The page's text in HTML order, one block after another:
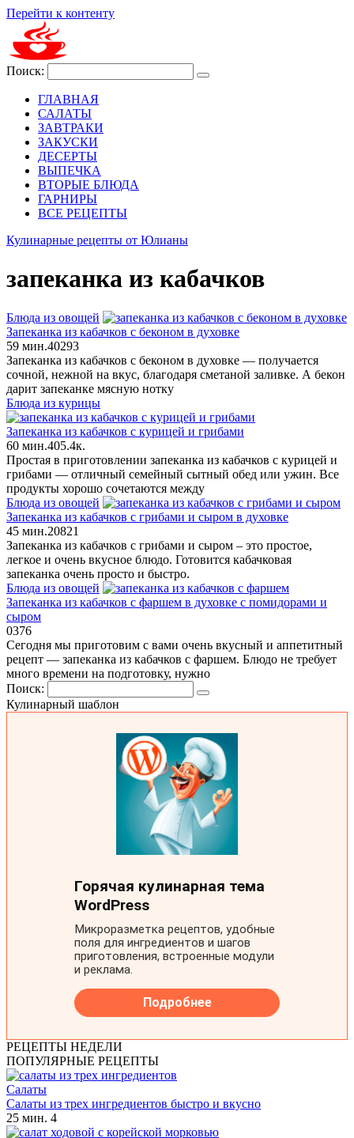
Перейти к контенту
Поиск:
ГЛАВНАЯ
САЛАТЫ
ЗАВТРАКИ
ЗАКУСКИ
ДЕСЕРТЫ
ВЫПЕЧКА
ВТОРЫЕ БЛЮДА
ГАРНИРЫ
ВСЕ РЕЦЕПТЫ
Кулинарные рецепты от Юлианы
запеканка из кабачков
Блюда из овощей
Запеканка из кабачков с беконом в духовке
59 мин.40293
Запеканка из кабачков с беконом в духовке — получается
сочной, нежной на вкус, благодаря сметаной заливке. А бекон
дарит запеканке мясную нотку
Блюда из курицы
Запеканка из кабачков с курицей и грибами
60 мин.405.4к.
Простая в приготовлении запеканка из кабачков с курицей и
грибами — отличный семейный сытный обед или ужин. Все
продукты хорошо сочетаются между
Блюда из овощей
Запеканка из кабачков с грибами и сыром в духовке
45 мин.20821
Запеканка из кабачков с грибами и сыром – это простое,
легкое и очень вкусное блюдо. Готовится кабачковая
запеканка очень просто и быстро.
Блюда из овощей
Запеканка из кабачков с фаршем в духовке с помидорами и
сыром
0376
Сегодня мы приготовим с вами очень вкусный и аппетитный
рецепт — запеканка из кабачков с фаршем. Блюдо не требует
много времени на подготовку, нужно
Поиск:
Кулинарный шаблон
РЕЦЕПТЫ НЕДЕЛИ
ПОПУЛЯРНЫЕ РЕЦЕПТЫ
Салаты
Салаты из трех ингредиентов быстро и вкусно
25 мин. 4